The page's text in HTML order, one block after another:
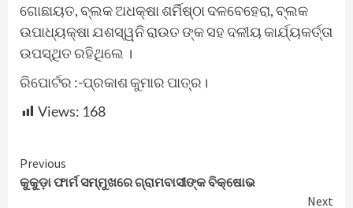
ଗୋଛାୟତ, ବ୍ଲକ ଅଧକ୍ଷା ଶର୍ମିଷ୍ଠା ଦଳବେହେରା, ବ୍ଲକ
ଉପାଧ୍ୟକ୍ଷା ଯଶସ୍ୱନି ରାଉତ ଙ୍କ ସହ ଦଳୀୟ କାର୍ଯ୍ୟକର୍ତ୍ତା
ଉପସ୍ଥିତ ରହିଥିଲେ ।
ରିପୋର୍ଟର :-ପ୍ରକାଶ କୁମାର ପାତ୍ର।
Views: 168
Continue
Reading
Previous
କୁକୁଡ଼ା ଫାର୍ମ ସମ୍ମୁଖରେ ଗ୍ରାମବାସୀଙ୍କ ବିକ୍ଷୋଭ
Next